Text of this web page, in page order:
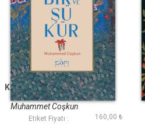
Kuran Perspektifinde
Sabır ve Şükür
Muhammet Coşkun
Etiket Fiyatı : 160,00 ₺